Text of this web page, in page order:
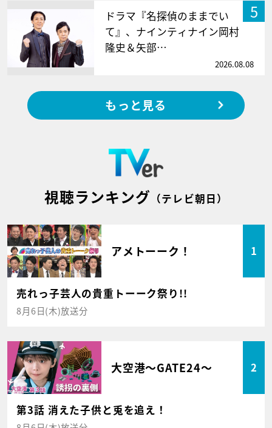
5
ドラマ『名探偵のままでい
て』、ナインティナイン岡村
隆史＆矢部…
2026.08.08
もっと見る
視聴ランキング （テレビ朝日）
アメトーーク！ 1
売れっ子芸人の貴重トーーク祭り!!
8月6日(木)放送分
大空港～GATE24～ 2
第3話 消えた子供と兎を追え！